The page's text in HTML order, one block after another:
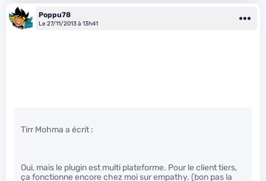
Poppu78
Le 27/11/2013 à 13h41
Tirr Mohma a écrit :
Oui, mais le plugin est multi plateforme. Pour le client tiers,
ça fonctionne encore chez moi sur empathy. (bon pas la